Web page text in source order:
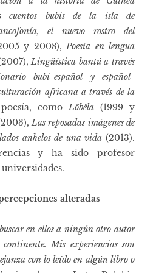
cuentos bubis de la isla de
el nuevo rostro del
y 2008), Poesía en lengua
Lingüística bantú a través
bubi-español y español-
africana a través de la
comoLöbëla (1999 y
Las reposadas imágenes de
anhelos de una vida (2013).
y ha sido profesor
alteradas
buscar en ellos a ningún otro autor
Mis experiencias son
con lo leído en algún libro o